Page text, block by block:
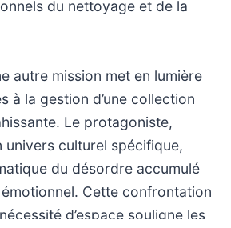
du nettoyage et de la
autre mission met en lumière
à la gestion d’une collection
Le protagoniste,
univers culturel spécifique,
du désordre accumulé
Cette confrontation
d’espace souligne les